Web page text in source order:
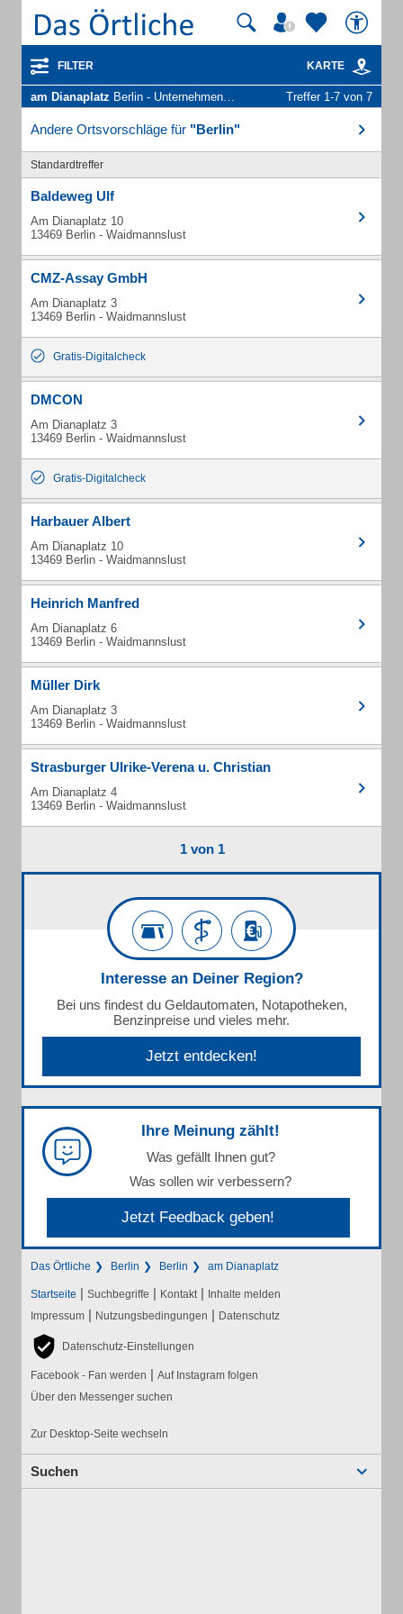
FILTER KARTE
am Dianaplatz Berlin - Unternehmen und Personen Treffer 1-7 von 7
Andere Ortsvorschläge für "Berlin"
Standardtreffer
Baldeweg Ulf
Am Dianaplatz 10
13469 Berlin - Waidmannslust
CMZ-Assay GmbH
Am Dianaplatz 3
13469 Berlin - Waidmannslust
Gratis-Digitalcheck
DMCON
Am Dianaplatz 3
13469 Berlin - Waidmannslust
Gratis-Digitalcheck
Harbauer Albert
Am Dianaplatz 10
13469 Berlin - Waidmannslust
Heinrich Manfred
Am Dianaplatz 6
13469 Berlin - Waidmannslust
Müller Dirk
Am Dianaplatz 3
13469 Berlin - Waidmannslust
Strasburger Ulrike-Verena u. Christian
Am Dianaplatz 4
13469 Berlin - Waidmannslust
1 von 1
Interesse an Deiner Region?
Bei uns findest du Geldautomaten, Notapotheken,
Benzinpreise und vieles mehr.
Jetzt entdecken!
Ihre Meinung zählt!
Was gefällt Ihnen gut?
Was sollen wir verbessern?
Jetzt Feedback geben!
Das Örtliche Berlin Berlin am Dianaplatz
Startseite | Suchbegriffe | Kontakt | Inhalte melden
Impressum | Nutzungsbedingungen | Datenschutz
Datenschutz-Einstellungen
Facebook - Fan werden | Auf Instagram folgen
Über den Messenger suchen
Zur Desktop-Seite wechseln
Suchen